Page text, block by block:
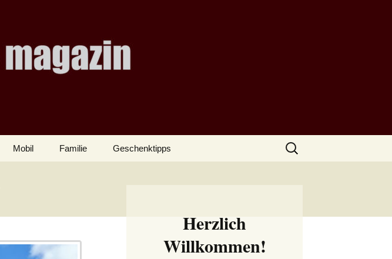
Mobil Familie Geschenktipps
Suchen
nach:
Herzlich
Willkommen!